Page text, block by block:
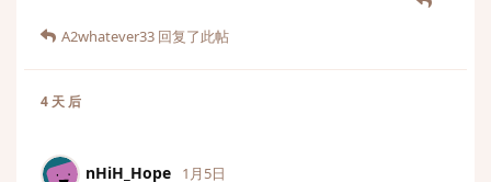
A2whatever33 回复了此帖
4 天 后
nHiH_Hope 1月5日